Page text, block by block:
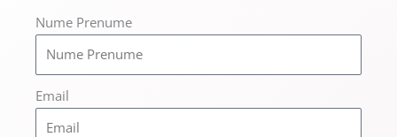
Nume Prenume
Email